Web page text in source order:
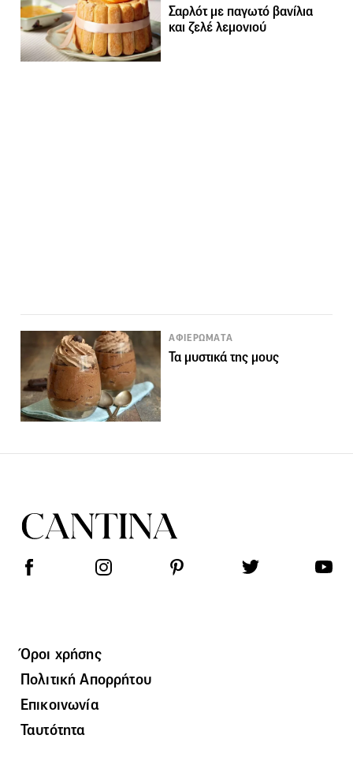
Σαρλότ με παγωτό βανίλια
και ζελέ λεμονιού
ΑΦΙΕΡΩΜΑΤΑ
Τα μυστικά της μους
Όροι χρήσης
Πολιτική Απορρήτου
Επικοινωνία
Ταυτότητα